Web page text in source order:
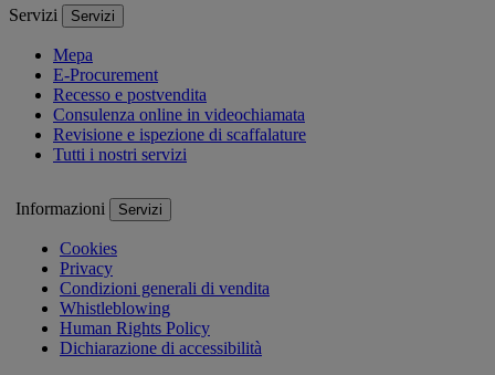
Servizi Servizi
Mepa
E-Procurement
Recesso e postvendita
Consulenza online in videochiamata
Revisione e ispezione di scaffalature
Tutti i nostri servizi
Informazioni Servizi
Cookies
Privacy
Condizioni generali di vendita
Whistleblowing
Human Rights Policy
Dichiarazione di accessibilità